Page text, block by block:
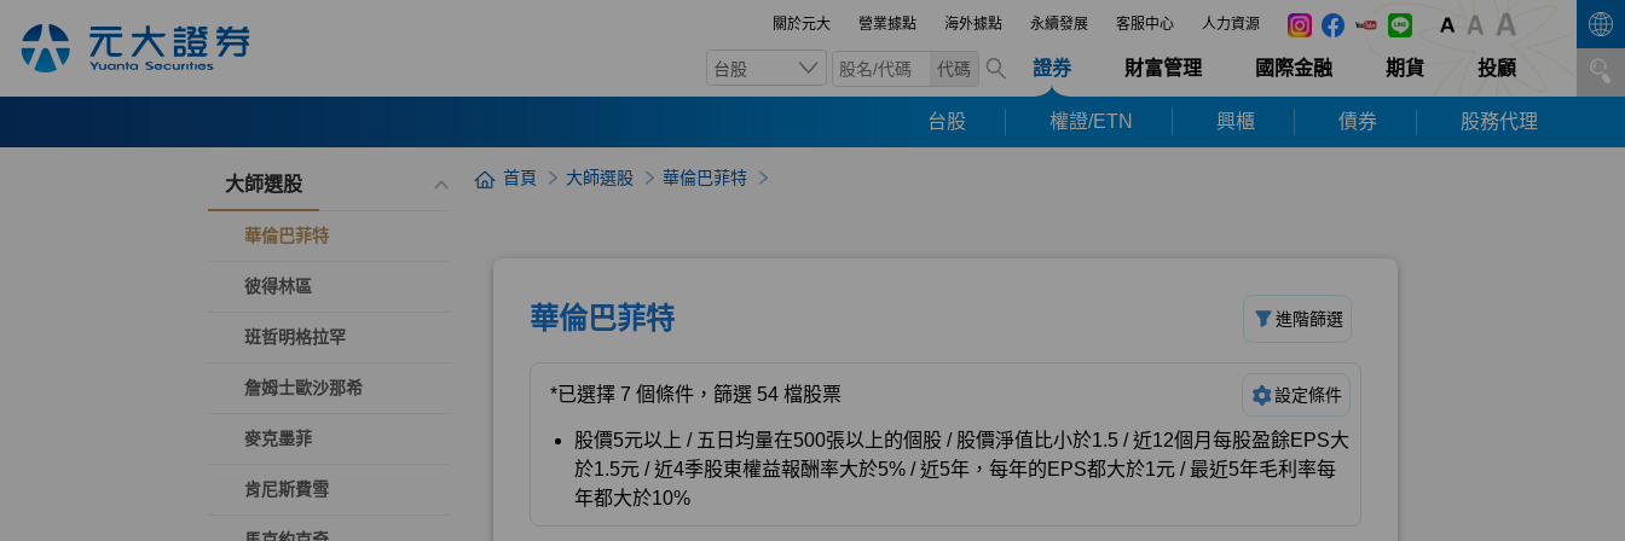
關於元大 營業據點 海外據點 永續發展 客服中心 人力資源
台股 代碼 證券 財富管理 國際金融 期貨 投顧
台股 權證/ETN 興櫃 債券 股務代理
大師選股
華倫巴菲特
彼得林區
班哲明格拉罕
詹姆士歐沙那希
麥克墨菲
肯尼斯費雪
首頁 大師選股 華倫巴菲特